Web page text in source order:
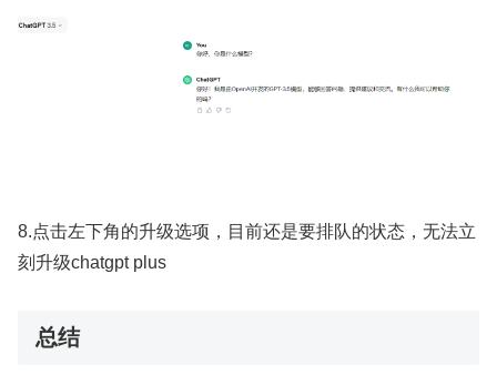
8.点击左下角的升级选项，目前还是要排队的状态，无法立
刻升级chatgpt plus
总结